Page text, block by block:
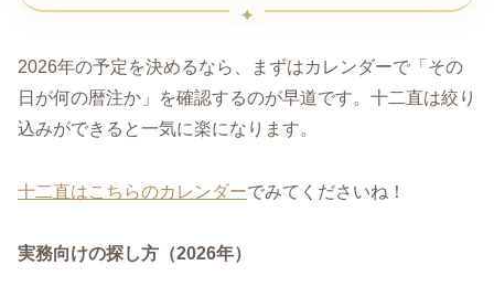
2026年の予定を決めるなら、まずはカレンダーで「その
日が何の暦注か」を確認するのが早道です。十二直は絞り
込みができると一気に楽になります。
十二直はこちらのカレンダーでみてくださいね！
実務向けの探し方（2026年）